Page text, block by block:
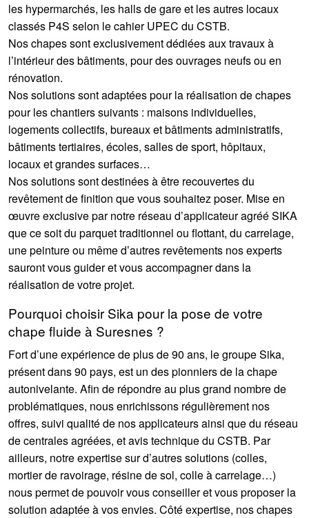
les hypermarchés, les halls de gare et les autres locaux
classés P4S selon le cahier UPEC du CSTB.
Nos chapes sont exclusivement dédiées aux travaux à
l’intérieur des bâtiments, pour des ouvrages neufs ou en
rénovation.
Nos solutions sont adaptées pour la réalisation de chapes
pour les chantiers suivants : maisons individuelles,
logements collectifs, bureaux et bâtiments administratifs,
bâtiments tertiaires, écoles, salles de sport, hôpitaux,
locaux et grandes surfaces…
Nos solutions sont destinées à être recouvertes du
revêtement de finition que vous souhaitez poser. Mise en
œuvre exclusive par notre réseau d’applicateur agréé SIKA
que ce soit du parquet traditionnel ou flottant, du carrelage,
une peinture ou même d’autres revêtements nos experts
sauront vous guider et vous accompagner dans la
réalisation de votre projet.
Pourquoi choisir Sika pour la pose de votre
chape fluide à Suresnes ?
Fort d’une expérience de plus de 90 ans, le groupe Sika,
présent dans 90 pays, est un des pionniers de la chape
autonivelante. Afin de répondre au plus grand nombre de
problématiques, nous enrichissons régulièrement nos
offres, suivi qualité de nos applicateurs ainsi que du réseau
de centrales agréées, et avis technique du CSTB. Par
ailleurs, notre expertise sur d’autres solutions (colles,
mortier de ravoirage, résine de sol, colle à carrelage…)
nous permet de pouvoir vous conseiller et vous proposer la
solution adaptée à vos envies. Côté expertise, nos chapes